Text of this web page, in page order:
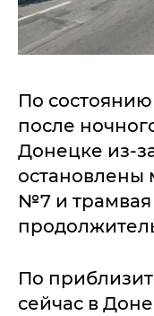
По состоянию
после
Донецке из-
остановлены
№7 и
По
сейчас в